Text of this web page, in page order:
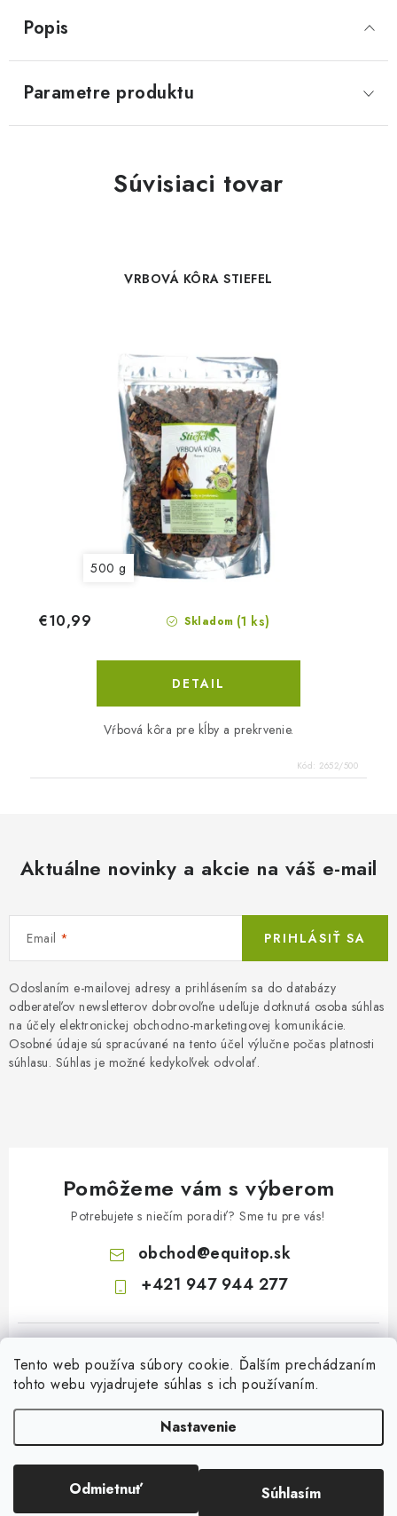
Tento web používa súbory cookie. Ďalším prechádzaním
tohto webu vyjadrujete súhlas s ich používaním.
Nastavenie
Odmietnuť Súhlasím
Popis
Parametre produktu
Súvisiaci tovar
VRBOVÁ KÔRA STIEFEL
500 g
Skladom (1 ks)
€10,99
DETAIL
Vŕbová kôra pre kĺby a prekrvenie.
Kód: 2652/500
Aktuálne novinky a akcie na váš e-mail
Email
Odoslaním e-mailovej adresy a prihlásením sa do databázy
odberateľov newsletterov dobrovoľne udeľuje dotknutá osoba súhlas
na účely elektronickej obchodno-marketingovej komunikácie.
Osobné údaje sú spracúvané na tento účel výlučne počas platnosti
súhlasu. Súhlas je možné kedykoľvek odvolať.
PRIHLÁSIŤ SA
Pomôžeme vám s výberom
Potrebujete s niečím poradiť? Sme tu pre vás!
obchod@equitop.sk
+421 947 944 277
Copyright 2026EquitopCorp s.r.o. . Všetky práva vyhradené.